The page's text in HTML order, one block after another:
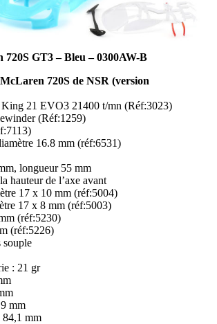
GT3 – Bleu – 0300AW-B
McLaren 720S de NSR (version
King 21 EVO3 21400 t/mn (Réf:3023)
(Réf:1259)
16.8 mm (réf:6531)
longueur 55 mm
hauteur de l’axe avant
17 x 10 mm (réf:5004)
17 x 8 mm (réf:5003)
(réf:5230)
(réf:5226)
souple
: 21 gr
mm
mm